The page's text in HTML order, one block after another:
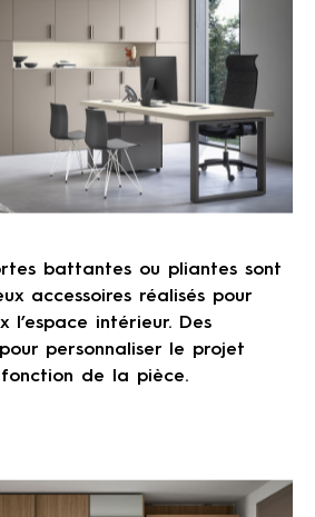
battantes ou pliantes sont
accessoires réalisés pour
l’espace intérieur. Des
personnaliser le projet
fonction de la pièce.